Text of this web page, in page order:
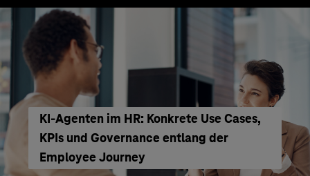
KI‑Agenten im HR: Konkrete Use Cases,
KPIs und Governance entlang der
Employee Journey